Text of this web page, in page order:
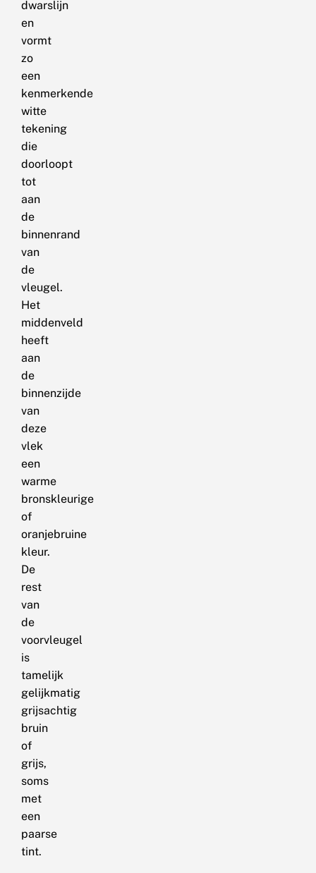
dwarslijn
en
vormt
zo
een
kenmerkende
witte
tekening
die
doorloopt
tot
aan
de
binnenrand
van
de
vleugel.
Het
middenveld
heeft
aan
de
binnenzijde
van
deze
vlek
een
warme
bronskleurige
of
oranjebruine
kleur.
De
rest
van
de
voorvleugel
is
tamelijk
gelijkmatig
grijsachtig
bruin
of
grijs,
soms
met
een
paarse
tint.